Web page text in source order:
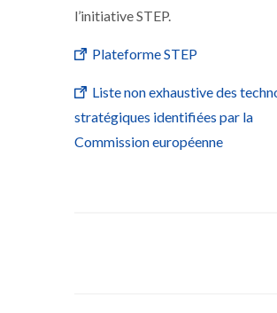
l’initiative STEP.
Plateforme STEP
Liste non exhaustive des
stratégiques identifiées par la
Commission européenne